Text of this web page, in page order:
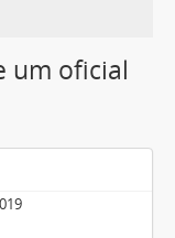
um oficial